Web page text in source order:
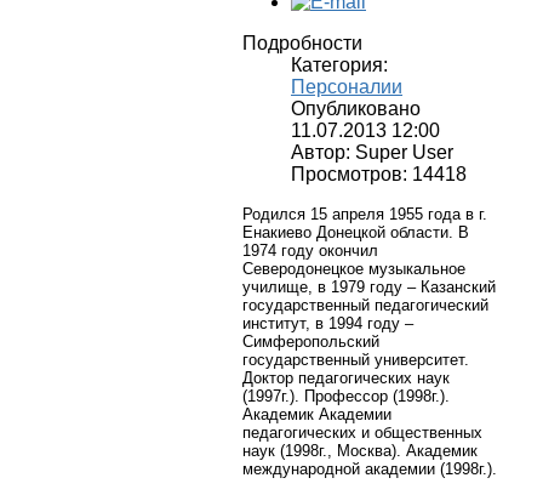
Подробности
Категория:
Персоналии
Опубликовано
11.07.2013 12:00
Автор: Super User
Просмотров: 14418
Родился 15 апреля 1955 года в г.
Енакиево Донецкой области. В
1974 году окончил
Северодонецкое музыкальное
училище, в 1979 году – Казанский
государственный педагогический
институт, в 1994 году –
Симферопольский
государственный университет.
Доктор педагогических наук
(1997г.). Профессор (1998г.).
Академик Академии
педагогических и общественных
наук (1998г., Москва). Академик
международной академии (1998г.).